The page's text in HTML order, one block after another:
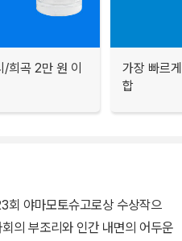
희곡 2만 원 이
가장 빠르
합
야마모토슈고로상 수상작으
의 부조리와 인간 내면의 어두운